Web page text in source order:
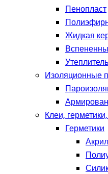
Пенопласт
Жидкая
Изоляционные
Клеи,
Герметики